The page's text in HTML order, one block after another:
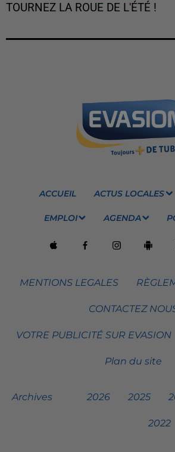
TOURNEZ LA ROUE DE L'ÉTÉ !
ACCUEIL ACTUS LOCALES
EMPLOI AGENDA
MENTIONS LEGALES
CONTACTEZ
VOTRE PUBLICITÉ SUR EVASION
Plan du site
Archives 2026 2025
2022